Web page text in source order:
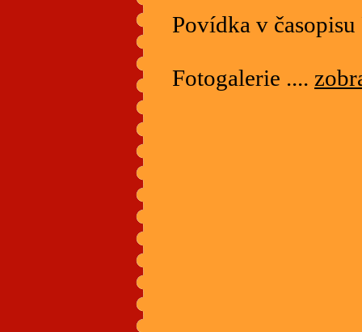
Povídka v časopisu
Fotogalerie ....